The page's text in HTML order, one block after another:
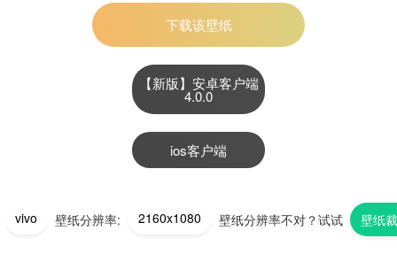
下载该壁纸
【新版】安卓客户端
4.0.0
ios客户端
vivo 壁纸分辨率: 2160x1080 壁纸分辨率不对？试试 壁纸